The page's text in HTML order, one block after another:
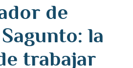
de
la
trabajar